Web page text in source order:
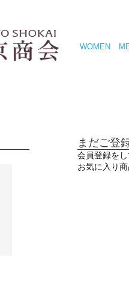
WOMEN
まだご登
会員登録を
お気に入り